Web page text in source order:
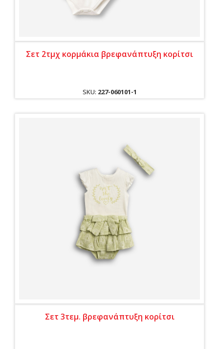
Σετ 2τμχ κορμάκια βρεφανάπτυξη κορίτσι
SKU: 227-060101-1
Σετ 3τεμ. βρεφανάπτυξη κορίτσι